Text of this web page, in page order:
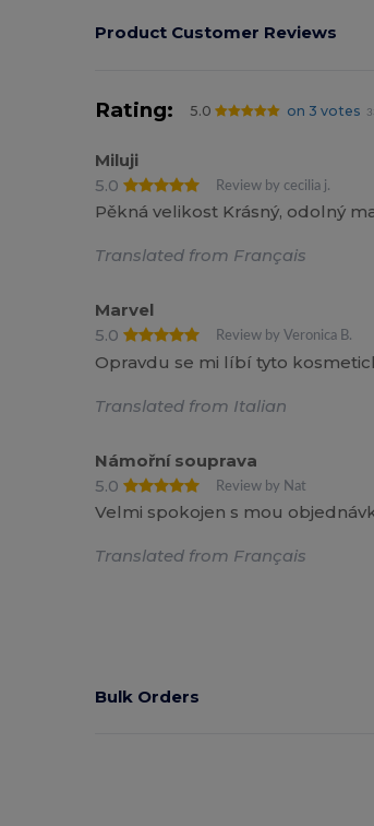
Product Customer Reviews
Rating: 5.0 on 3 votes
Miluji
5.0
Review by cecilia j.
Pěkná velikost Krásný, odolný
Translated from Français
Marvel
5.0
Review by Veronica B.
Opravdu se mi líbí tyto
Translated from Italian
Námořní souprava
5.0
Review by Nat
Velmi spokojen s mou
Translated from Français
Bulk Orders